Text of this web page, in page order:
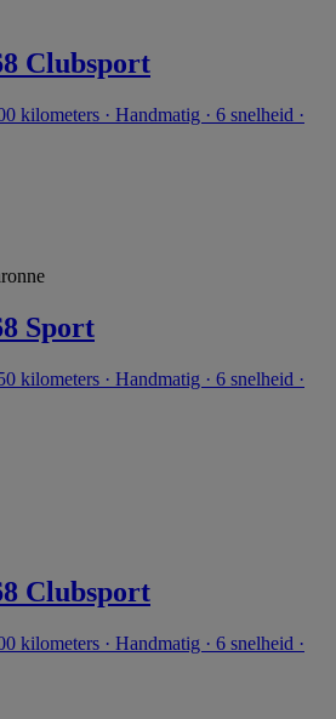
Clubsport
kilometers · Handmatig · 6 snelheid ·
Sport
kilometers · Handmatig · 6 snelheid ·
Clubsport
kilometers · Handmatig · 6 snelheid ·